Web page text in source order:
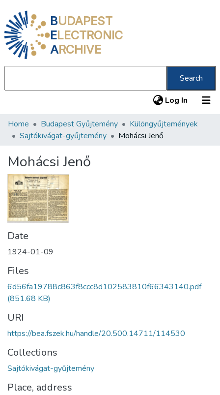
BUDAPEST
ELECTRONIC
ARCHIVE
Search
Log In (current)
Communities & Collections
Statistics
About us
Home Budapest Gyűjtemény
Különgyűjtemények
Sajtókivágat-gyűjtemény
Mohácsi Jenő
Mohácsi Jenő
Date
1924-01-09
Files
6d56fa19788c863f8ccc8d102583810f66343140.pdf
(851.68 KB)
URI
https://bea.fszek.hu/handle/20.500.14711/114530
Collections
Sajtókivágat-gyűjtemény
Place, address